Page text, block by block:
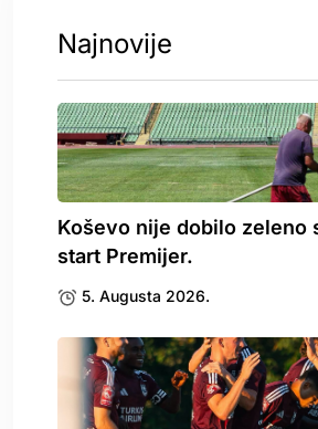
Najnovije
Koševo nije dobilo zeleno
start Premijer.
5. Augusta 2026.